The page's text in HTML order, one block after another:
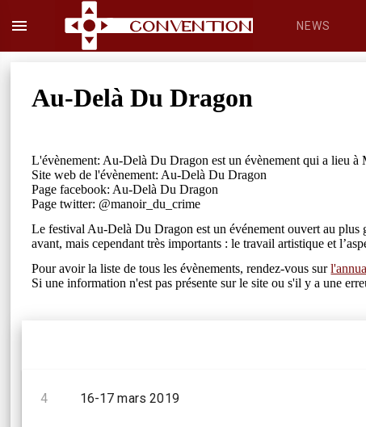
menu NEWS
Au-Delà Du Dragon
L'évènement: Au-Delà Du Dragon est un évènement qui a lieu
Site web de l'évènement: Au-Delà Du Dragon
Page facebook: Au-Delà Du Dragon
Page twitter: @manoir_du_crime
Le festival Au-Delà Du Dragon est un événement ouvert au plus
avant, mais cependant très importants : le travail artistique et
Pour avoir la liste de tous les évènements, rendez-vous sur
Si une information n'est pas présente sur le site ou s'il y a une
4 16-17 mars 2019